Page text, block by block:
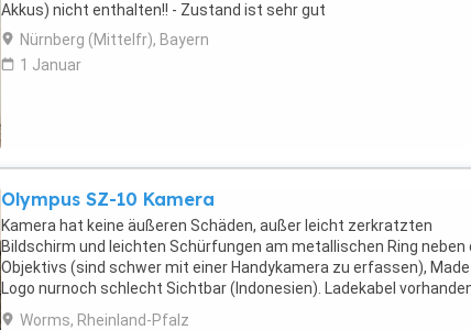
Akkus) nicht enthalten!! - Zustand ist sehr gut
Nürnberg (Mittelfr), Bayern
1 Januar
Olympus SZ-10 Kamera
Kamera hat keine äußeren Schäden, außer leicht zerkratzten
Bildschirm und leichten Schürfungen am metallischen Ring neben
Objektivs (sind schwer mit einer Handykamera zu erfassen),
Logo nurnoch schlecht Sichtbar (Indonesien). Ladekabel
aber kein Netzteil. Passende Schutztasche ...
Worms, Rheinland-Pfalz